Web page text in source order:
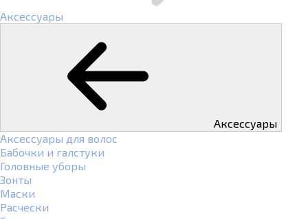
Аксессуары
Аксессуары
Аксессуары для волос
Бабочки и галстуки
Головные уборы
Зонты
Маски
Расчески